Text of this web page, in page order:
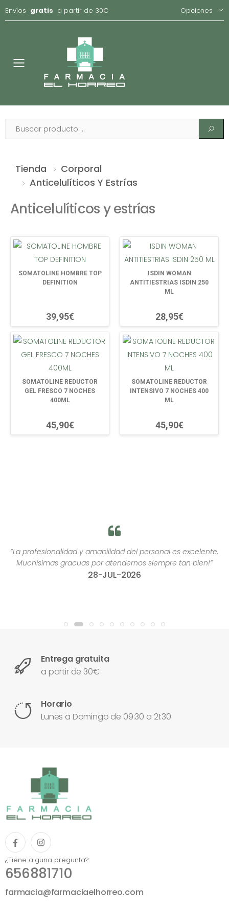
Envíos gratis a partir de 30€ Opciones
Toggle
Tienda
Corporal
Anticelulíticos Y Estrías
Anticelulíticos y estrías
SOMATOLINE HOMBRE TOP
DEFINITION
39,95€
ISDIN WOMAN
ANTITIESTRIAS ISDIN 250
ML
28,95€
SOMATOLINE REDUCTOR
GEL FRESCO 7 NOCHES
400ML
45,90€
SOMATOLINE REDUCTOR
INTENSIVO 7 NOCHES 400
ML
45,90€
“La profesionalidad y amabilidad del personal es excelente.
Muchísimas gracuas por atendernos siempre tan bien!”
28-JUL-2026
Entrega gratuita
a partir de 30€
Horario
Lunes a Domingo de 09:30 a 21:30
¿Tiene alguna pregunta?
656881710
farmacia@farmaciaelhorreo.com